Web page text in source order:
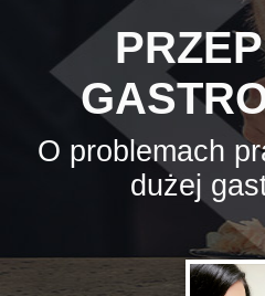
O problemach
dużej